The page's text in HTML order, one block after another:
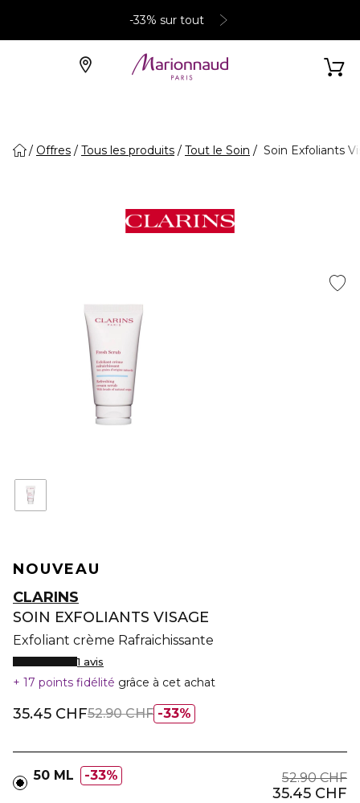
-33% sur tout
Offres Tous les produits Tout le Soin Soin Exfoliants
NOUVEAU
CLARINS
SOIN EXFOLIANTS VISAGE
Exfoliant crème Rafraichissante
1 avis
17 points fidélité grâce à cet achat
33%
35.45 CHF52.90 CHF
50 ML 33% 52.90 CHF
35.45 CHF